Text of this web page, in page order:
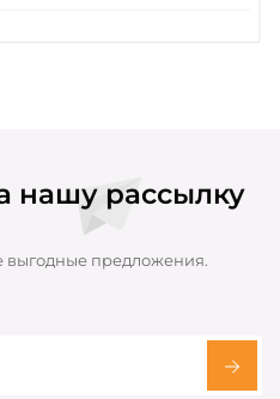
нашу рассылку
выгодные предложения.